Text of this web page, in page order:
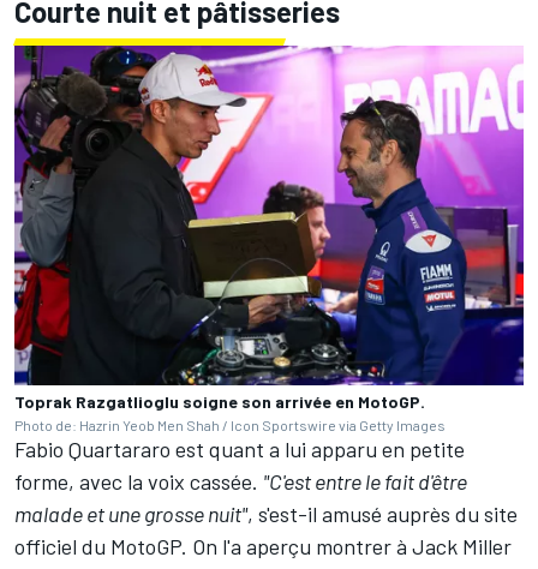
Courte nuit et pâtisseries
Toprak Razgatlioglu soigne son arrivée en MotoGP.
Photo de: Hazrin Yeob Men Shah / Icon Sportswire via Getty Images
Fabio Quartararo est quant a lui apparu en petite
forme, avec la voix cassée. "C'est entre le fait d'être
malade et une grosse nuit", s'est-il amusé auprès du site
officiel du MotoGP. On l'a aperçu montrer à Jack Miller